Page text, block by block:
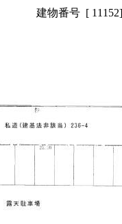
建物番号 [